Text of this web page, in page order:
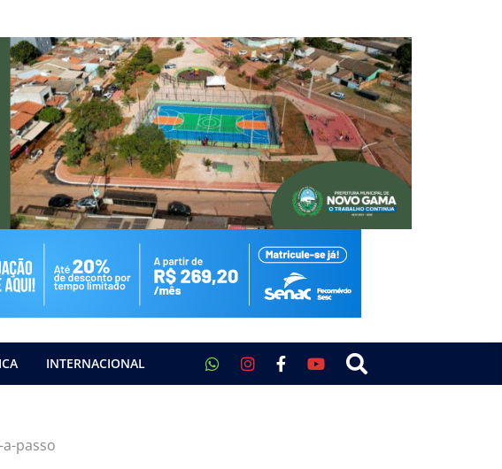
INTERNACIONAL
passo